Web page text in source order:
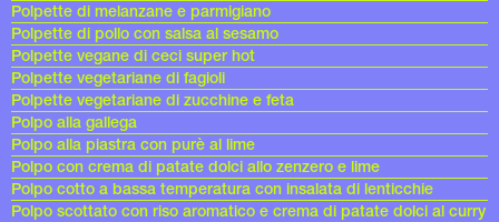
Polpette di melanzane e parmigiano
Polpette di pollo con salsa al sesamo
Polpette vegane di ceci super hot
Polpette vegetariane di fagioli
Polpette vegetariane di zucchine e feta
Polpo alla gallega
Polpo alla piastra con purè al lime
Polpo con crema di patate dolci allo zenzero e lime
Polpo cotto a bassa temperatura con insalata di lenticchie
Polpo scottato con riso aromatico e crema di patate dolci al curry